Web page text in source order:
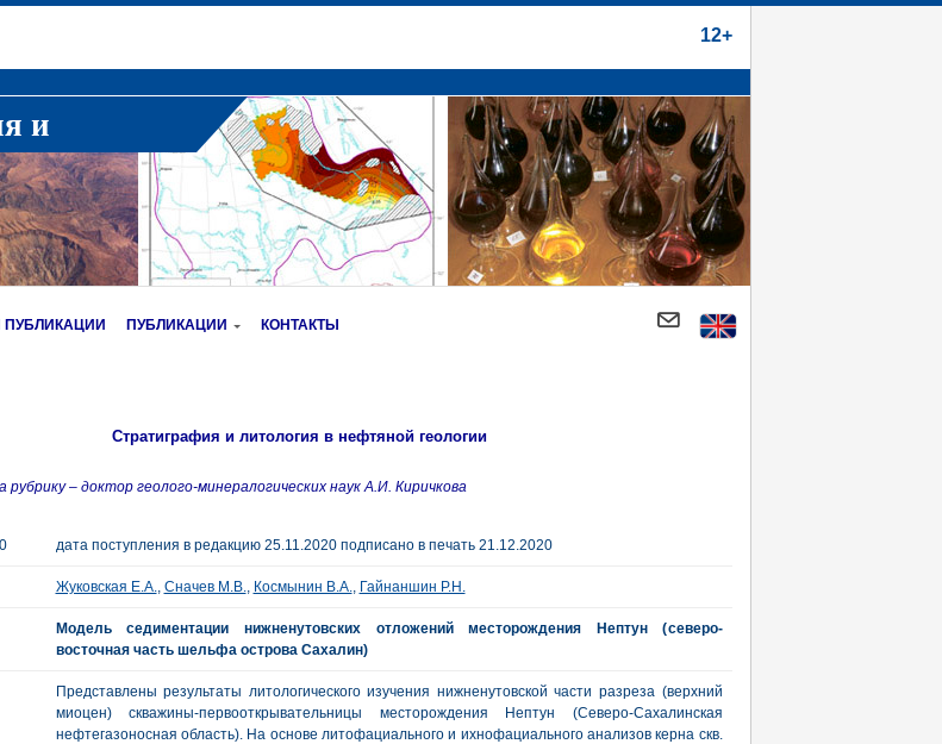
12+
и
ПУБЛИКАЦИИ ПУБЛИКАЦИИ КОНТАКТЫ
Стратиграфия и литология в нефтяной геологии
– доктор геолого-минералогических наук А.И. Киричкова
дата поступления в редакцию 25.11.2020 подписано в печать 21.12.2020
Жуковская Е.А., Сначев М.В., Космынин В.А., Гайнаншин Р.Н.
Модель седиментации нижненутовских отложений месторождения Нептун (северо-
восточная часть шельфа острова Сахалин)
Представлены результаты литологического изучения нижненутовской части разреза (верхний
миоцен) скважины-первооткрывательницы месторождения Нептун (Северо-Сахалинская
нефтегазоносная область). На основе литофациального и ихнофациального анализов керна скв.